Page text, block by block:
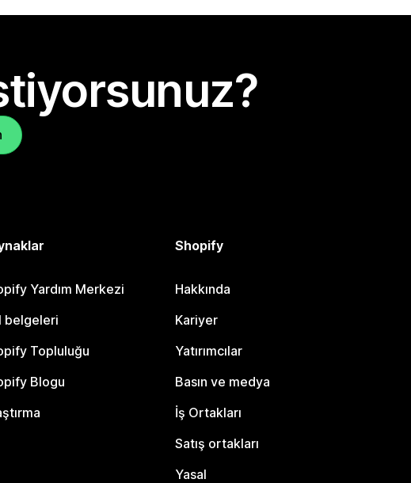
Yardım Merkezi
belgeleri
Topluluğu
Blogu
Shopify
Hakkında
Kariyer
Yatırımcılar
Basın ve medya
İş Ortakları
Satış ortakları
Yasal